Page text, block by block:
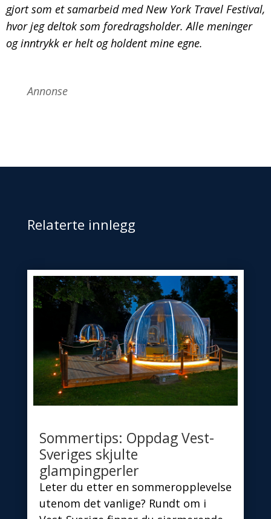
gjort som et samarbeid med New York Travel Festival,
hvor jeg deltok som foredragsholder. Alle meninger
og inntrykk er helt og holdent mine egne.
Annonse
Relaterte innlegg
Sommertips: Oppdag Vest-
Sveriges skjulte
glampingperler
Leter du etter en sommeropplevelse
utenom det vanlige? Rundt om i